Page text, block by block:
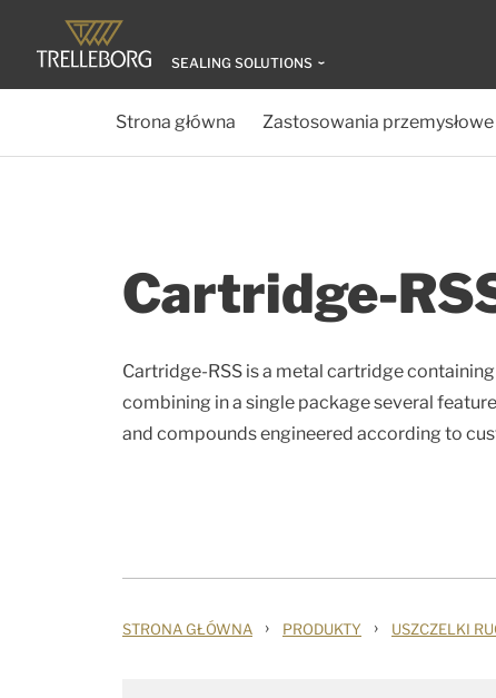
SEALING SOLUTIONS
Strona główna Zastosowania przemysłowe
Cartridge-
Cartridge-RSS is a metal cartridge
combining in a single package several
and compounds engineered according to
STRONA GŁÓWNA › PRODUKTY › USZCZELKI